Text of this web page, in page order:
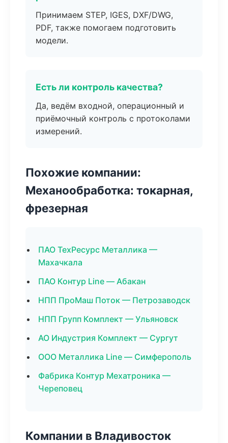
Принимаем STEP, IGES, DXF/DWG,
PDF, также помогаем подготовить
модели.
Есть ли контроль качества?
Да, ведём входной, операционный и
приёмочный контроль с протоколами
измерений.
Похожие компании:
Механообработка: токарная,
фрезерная
ПАО ТехРесурс Металлика —
Махачкала
ПАО Контур Line — Абакан
НПП ПроМаш Поток — Петрозаводск
НПП Групп Комплект — Ульяновск
АО Индустрия Комплект — Сургут
ООО Металлика Line — Симферополь
Фабрика Контур Мехатроника —
Череповец
Компании в Владивосток